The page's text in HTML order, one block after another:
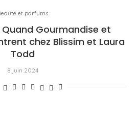
et parfums
Gourmandise et
chez Blissim et Laura
Todd
8 juin 2024